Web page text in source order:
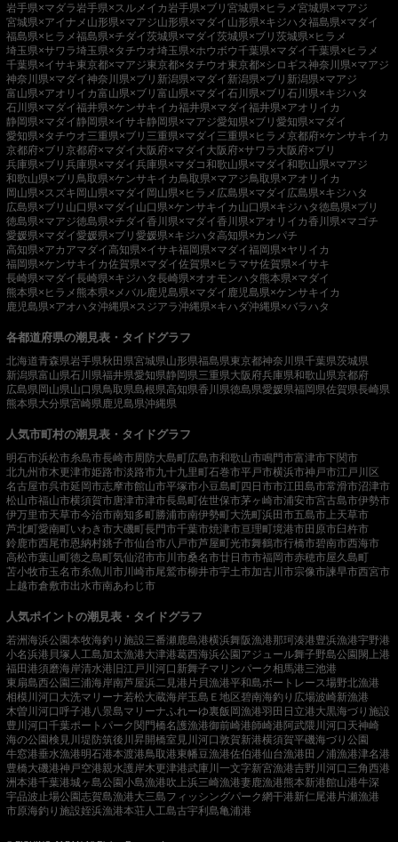
岩手県×マダラ 岩手県×スルメイカ 岩手県×ブリ 宮城県×ヒラメ宮城県×マアジ
宮城県×アイナメ 山形県×マアジ山形県×マダイ 山形県×キジハタ福島県×マダイ
福島県×ヒラメ福島県×チダイ茨城県×マダイ茨城県×ブリ 茨城県×ヒラメ
埼玉県×サワラ埼玉県×タチウオ埼玉県×ホウボウ千葉県×マダイ千葉県×ヒラメ
千葉県×イサキ東京都×マアジ東京都×タチウオ東京都×シロギス神奈川県×マアジ
神奈川県×マダイ神奈川県×ブリ 新潟県×マダイ 新潟県×ブリ 新潟県×マアジ
富山県×アオリイカ富山県×ブリ 富山県×マダイ石川県×ブリ 石川県×キジハタ
石川県×マダイ福井県×ケンサキイカ福井県×マダイ福井県×アオリイカ
静岡県×マダイ静岡県×イサキ静岡県×マアジ愛知県×ブリ 愛知県×マダイ
愛知県×タチウオ三重県×ブリ 三重県×マダイ 三重県×ヒラメ京都府×ケンサキイカ
京都府×ブリ 京都府×マダイ 大阪府×マダイ 大阪府×サワラ 大阪府×ブリ
兵庫県×ブリ 兵庫県×マダイ兵庫県×マダコ和歌山県×マダイ和歌山県×マアジ
和歌山県×ブリ 鳥取県×ケンサキイカ 鳥取県×マアジ鳥取県×アオリイカ
岡山県×スズキ岡山県×マダイ 岡山県×ヒラメ 広島県×マダイ 広島県×キジハタ
広島県×ブリ 山口県×マダイ 山口県×ケンサキイカ 山口県×キジハタ徳島県×ブリ
徳島県×マアジ徳島県×チダイ香川県×マダイ香川県×アオリイカ香川県×マゴチ
愛媛県×マダイ愛媛県×ブリ 愛媛県×キジハタ高知県×カンパチ
高知県×アカアマダイ高知県×イサキ福岡県×マダイ福岡県×ヤリイカ
福岡県×ケンサキイカ佐賀県×マダイ佐賀県×ヒラマサ佐賀県×イサキ
長崎県×マダイ長崎県×キジハタ長崎県×オオモンハタ 熊本県×マダイ
熊本県×ヒラメ 熊本県×メバル鹿児島県×マダイ 鹿児島県×ケンサキイカ
鹿児島県×アオハタ沖縄県×スジアラ沖縄県×キハダ沖縄県×バラハタ
各都道府県の潮見表・タイドグラフ
北海道青森県岩手県秋田県宮城県山形県福島県東京都神奈川県千葉県茨城県
新潟県富山県石川県福井県愛知県静岡県三重県大阪府兵庫県和歌山県京都府
広島県岡山県山口県鳥取県島根県高知県香川県徳島県愛媛県福岡県佐賀県長崎県
熊本県大分県宮崎県 鹿児島県沖縄県
人気市町村の潮見表・タイドグラフ
明石市浜松市糸島市長崎市周防大島町広島市和歌山市鳴門市富津市下関市
北九州市木更津市姫路市淡路市九十九里町石巻市平戸市横浜市神戸市江戸川区
名古屋市呉市延岡市志摩市館山市平塚市小豆島町四日市市江田島市常滑市沼津市
松山市福山市横須賀市唐津市津市長島町佐世保市茅ヶ崎市浦安市宮古島市伊勢市
伊万里市天草市今治市南知多町勝浦市南伊勢町大洗町浜田市五島市 上天草市
芦北町愛南町いわき市大磯町長門市千葉市焼津市亘理町境港市田原市臼杵市
鈴鹿市西尾市恩納村銚子市仙台市八戸市芦屋町光市舞鶴市行橋市碧南市西海市
高松市葉山町徳之島町気仙沼市市川市桑名市廿日市市福岡市赤穂市屋久島町
苫小牧市玉名市糸魚川市 川崎市尾鷲市柳井市宇土市加古川市宗像市諫早市西宮市
上越市倉敷市出水市南あわじ市
人気ポイントの潮見表・タイドグラフ
若洲海浜公園本牧海釣り施設三番瀬 鹿島港横浜舞阪漁港那珂湊港豊浜漁港宇野港
小名浜港 貝塚人工島加太漁港大津港葛西海浜公園アジュール舞子野島公園閖上港
福田港須磨海岸清水港 旧江戸川河口 新舞子マリンパーク相馬港三池港
東扇島西公園三浦海岸南芦屋浜二見港 片貝漁港平和島ボートレース場野北漁港
相模川河口 大洗マリーナ若松大蔵海岸玉島Ｅ地区碧南海釣り広場波崎新漁港
木曽川河口呼子港 八景島マリーナふれーゆ裏飯岡漁港羽田 日立港大黒海づり施設
豊川河口千葉ポートパーク関門橋名護漁港御前崎港師崎港阿武隈川河口 天神崎
海の公園検見川堤防筑後川昇開橋室見川河口敦賀新港横須賀平磯海づり公園
牛窓港垂水漁港明石港本渡港鳥取港東幡豆漁港佐伯港仙台漁港田ノ浦漁港津名港
豊橋大磯港神戸空港親水護岸木更津港武庫川一文字新宮漁港吉野川河口 三角西港
洲本港千葉港城ヶ島公園小島漁港吹上浜三崎漁港妻鹿漁港熊本新港館山港牛深
宇品波止場公園志賀島漁港大三島フィッシングパーク網干港新仁尾港 片瀬漁港
市原海釣り施設姪浜漁港本荘人工島古宇利島亀浦港